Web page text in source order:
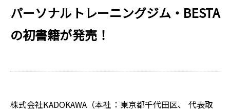
パーソナルトレーニングジム・BESTA
の初書籍が発売！
株式会社KADOKAWA（本社：東京都千代田区、 代表取